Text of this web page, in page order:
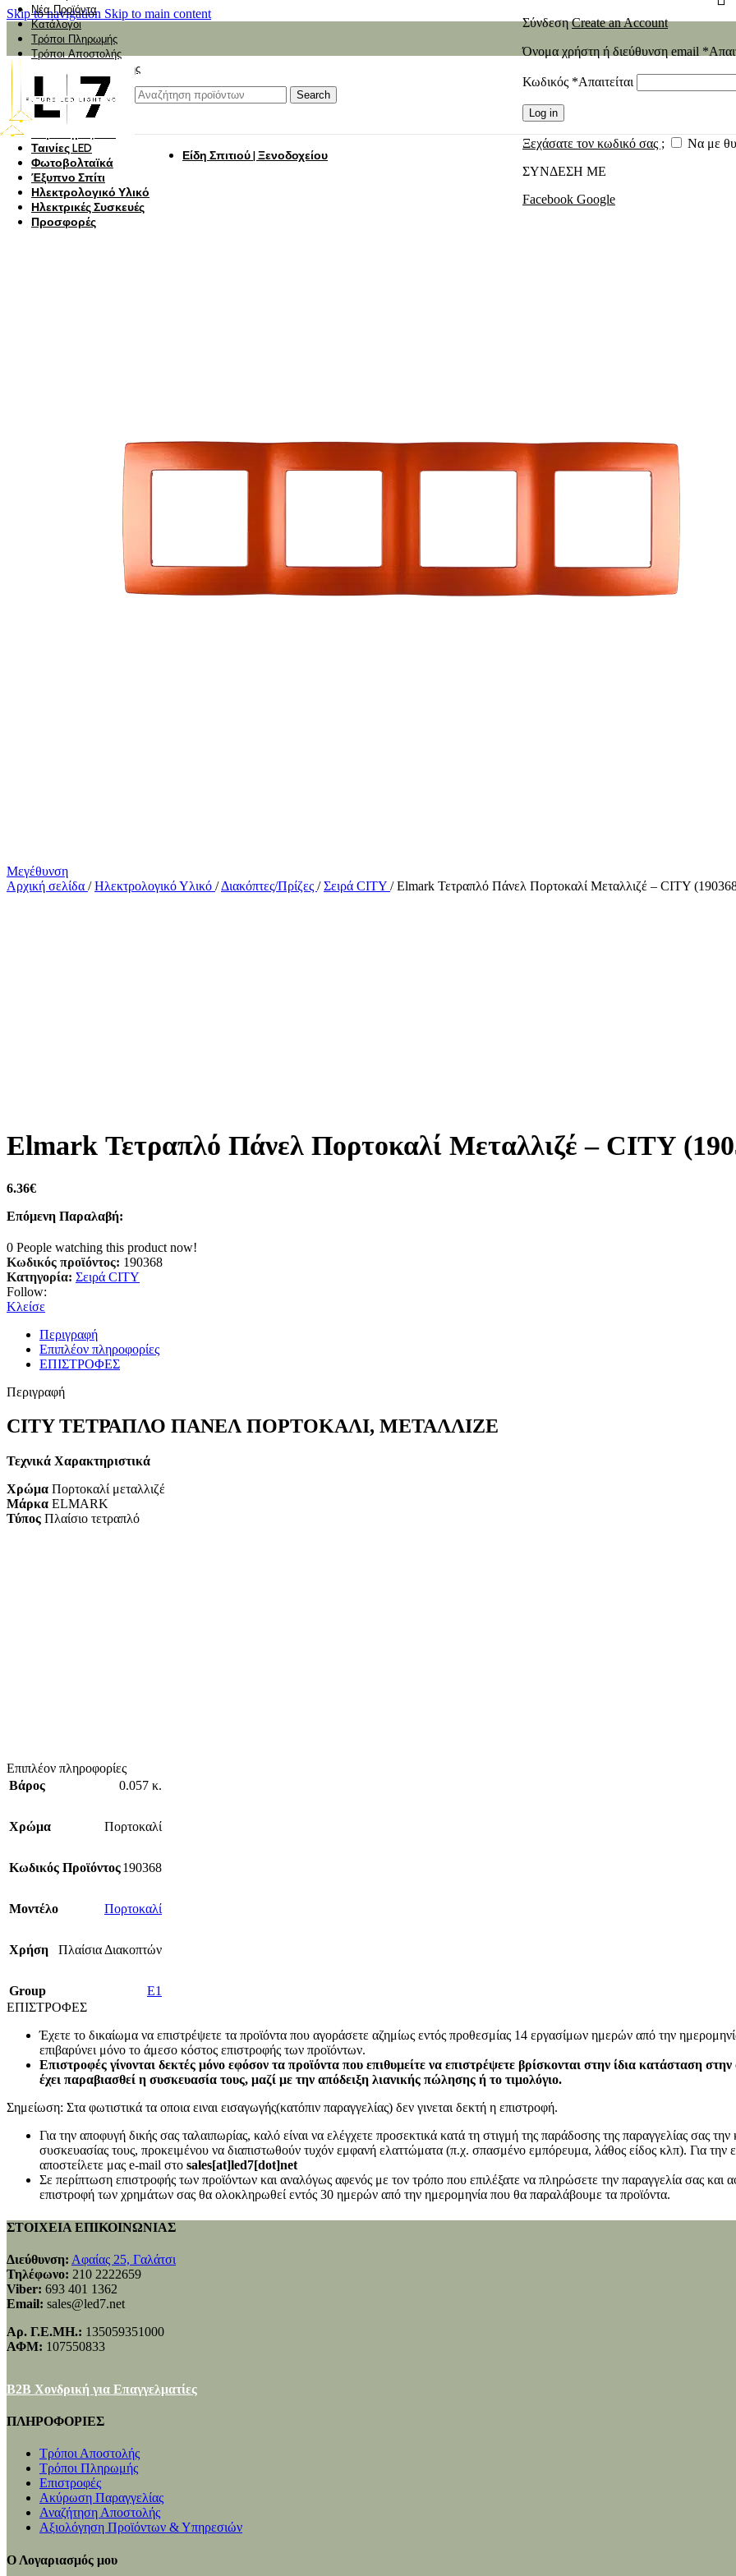
Skip to navigation Skip to main content
Νέα Προϊόντα
Κατάλογοι
Τρόποι Πληρωμής
Τρόποι Αποστολής
Αναζήτηση Αποστολής
Αξιολόγηση
Search
ΣύνδεσηCreate an Account
Όνομα χρήστη ή διεύθυνση email *
Κωδικός *Απαιτείται
Log in
Ξεχάσατε τον κωδικό σας ;
Να με
ΣΥΝΔΕΣΗ ΜΕ
Facebook Google
Φωτιστικά
Φωτιστικά Κήπου
Πάνελ Οροφής
Ταινίες LED
Φωτοβολταϊκά
Έξυπνο Σπίτι
Ηλεκτρολογικό Υλικό
Ηλεκτρικές Συσκευές
Προσφορές
Είδη Σπιτιού | Ξενοδοχείου
Μεγέθυνση
Αρχική σελίδα / Ηλεκτρολογικό Υλικό / Διακόπτες/Πρίζες / Σειρά CITY / Elmark Τετραπλό Πάνελ Πορτοκαλί Μεταλλιζέ – CITY
Elmark Τετραπλό Πάνελ Πορτοκαλί Μεταλλιζέ – CITY
6.36€
Επόμενη Παραλαβή:
0 People watching this product now!
Κωδικός προϊόντος: 190368
Κατηγορία: Σειρά CITY
Follow:
Κλείσε
Περιγραφή
Επιπλέον πληροφορίες
ΕΠΙΣΤΡΟΦΕΣ
Περιγραφή
CITY ΤΕΤΡΑΠΛΟ ΠΑΝΕΛ ΠΟΡΤΟΚΑΛΙ, ΜΕΤΑΛΛΙΖΕ
Τεχνικά Χαρακτηριστικά
Χρώμα Πορτοκαλί μεταλλιζέ
Μάρκα ELMARK
Τύπος Πλαίσιο τετραπλό
Επιπλέον πληροφορίες
Βάρος
0.057 κ.
Χρώμα Πορτοκαλί
Κωδικός Προϊόντος190368
Mοντέλο Πορτοκαλί
Χρήση Πλαίσια Διακοπτών
Group
E1
ΕΠΙΣΤΡΟΦΕΣ
Έχετε το δικαίωμα να επιστρέψετε τα προϊόντα που αγοράσετε αζημίως εντός προθεσμίας 14 εργασίμων ημερών από την
επιβαρύνει μόνο το άμεσο κόστος επιστροφής των προϊόντων.
Επιστροφές γίνονται δεκτές μόνο εφόσον τα προϊόντα που επιθυμείτε να επιστρέψετε βρίσκονται στην ίδια κατάσταση
έχει παραβιασθεί η συσκευασία τους, μαζί με την απόδειξη λιανικής πώλησης ή το τιμολόγιο.
Σημείωση: Στα φωτιστικά τα οποια ειναι εισαγωγής(κατόπιν παραγγελίας) δεν γινεται δεκτή η επιστροφή.
Για την αποφυγή δικής σας ταλαιπωρίας, καλό είναι να ελέγχετε προσεκτικά κατά τη στιγμή της παράδοσης της παραγγελίας σας
συσκευασίας τους, προκειμένου να διαπιστωθούν τυχόν εμφανή ελαττώματα (π.χ. σπασμένο εμπόρευμα, λάθος είδος κλπ). Για την
αποστείλετε μας e-mail στο sales[at]led7[dot]net
Σε περίπτωση επιστροφής των προϊόντων και αναλόγως αφενός με τον τρόπο που επιλέξατε να πληρώσετε την παραγγελία σας και
επιστροφή των χρημάτων σας θα ολοκληρωθεί εντός 30 ημερών από την ημερομηνία που θα παραλάβουμε τα προϊόντα.
ΣΤΟΙΧΕΙΑ ΕΠΙΚΟΙΝΩΝΙΑΣ
Διεύθυνση: Αφαίας 25, Γαλάτσι
Τηλέφωνο: 210 2222659
Viber: 693 401 1362
Email: sales@led7.net
Αρ. Γ.Ε.ΜΗ.: 135059351000
ΑΦΜ: 107550833
B2B Χονδρική για Επαγγελματίες
ΠΛΗΡΟΦΟΡΙΕΣ
Τρόποι Αποστολής
Τρόποι Πληρωμής
Επιστροφές
Ακύρωση Παραγγελίας
Αναζήτηση Αποστολής
Αξιολόγηση Προϊόντων & Υπηρεσιών
Ο Λογαριασμός μου